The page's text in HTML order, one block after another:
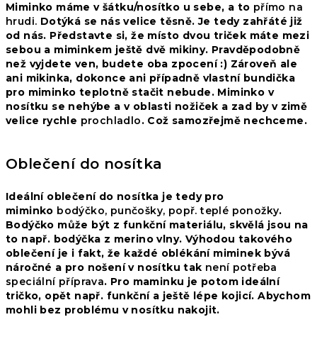
Miminko máme v šátku/nosítko u sebe, a to přímo na
hrudi. Dotýká se nás velice těsně. Je tedy zahřáté již
od nás. Představte si, že místo dvou triček máte mezi
sebou a miminkem ještě dvě mikiny. Pravděpodobně
než vyjdete ven, budete oba zpocení :) Zároveň ale
ani mikinka, dokonce ani případně vlastní bundička
pro miminko teplotně stačit nebude. Miminko v
nosítku se nehýbe a v oblasti nožiček a zad by v zimě
velice rychle prochladlo. Což samozřejmě nechceme.
Oblečení do nosítka
Ideální oblečení do nosítka je tedy pro
miminko bodýčko, punčošky, popř. teplé ponožky.
Bodýčko může být z funkční materiálu, skvělá jsou na
to např. bodýčka z merino vlny. Výhodou takového
oblečení je i fakt, že každé oblékání miminek bývá
náročné a pro nošení v nosítku tak není potřeba
speciální příprava. Pro maminku je potom ideální
tričko, opět např. funkční a ještě lépe kojicí. Abychom
mohli bez problému v nosítku nakojit.